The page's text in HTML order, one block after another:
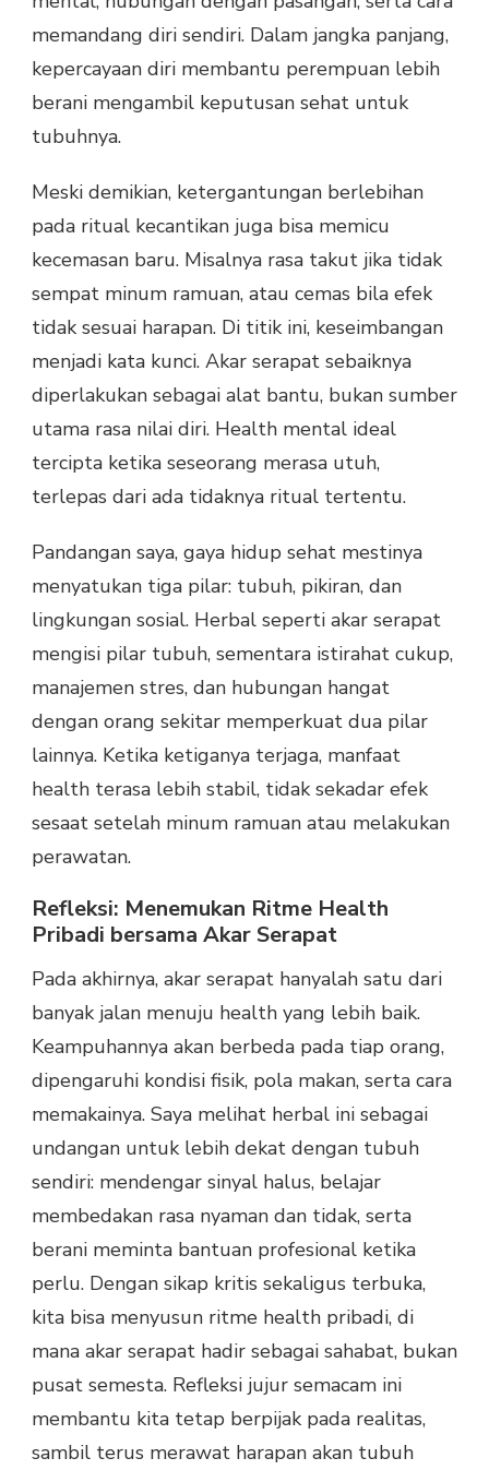
memandang diri sendiri. Dalam jangka panjang,
kepercayaan diri membantu perempuan lebih
berani mengambil keputusan sehat untuk
tubuhnya.
Meski demikian, ketergantungan berlebihan
pada ritual kecantikan juga bisa memicu
kecemasan baru. Misalnya rasa takut jika tidak
sempat minum ramuan, atau cemas bila efek
tidak sesuai harapan. Di titik ini, keseimbangan
menjadi kata kunci. Akar serapat sebaiknya
diperlakukan sebagai alat bantu, bukan sumber
utama rasa nilai diri. Health mental ideal
tercipta ketika seseorang merasa utuh,
terlepas dari ada tidaknya ritual tertentu.
Pandangan saya, gaya hidup sehat mestinya
menyatukan tiga pilar: tubuh, pikiran, dan
lingkungan sosial. Herbal seperti akar serapat
mengisi pilar tubuh, sementara istirahat cukup,
manajemen stres, dan hubungan hangat
dengan orang sekitar memperkuat dua pilar
lainnya. Ketika ketiganya terjaga, manfaat
health terasa lebih stabil, tidak sekadar efek
sesaat setelah minum ramuan atau melakukan
perawatan.
Refleksi: Menemukan Ritme Health
Pribadi bersama Akar Serapat
Pada akhirnya, akar serapat hanyalah satu dari
banyak jalan menuju health yang lebih baik.
Keampuhannya akan berbeda pada tiap orang,
dipengaruhi kondisi fisik, pola makan, serta cara
memakainya. Saya melihat herbal ini sebagai
undangan untuk lebih dekat dengan tubuh
sendiri: mendengar sinyal halus, belajar
membedakan rasa nyaman dan tidak, serta
berani meminta bantuan profesional ketika
perlu. Dengan sikap kritis sekaligus terbuka,
kita bisa menyusun ritme health pribadi, di
mana akar serapat hadir sebagai sahabat, bukan
pusat semesta. Refleksi jujur semacam ini
membantu kita tetap berpijak pada realitas,
sambil terus merawat harapan akan tubuh